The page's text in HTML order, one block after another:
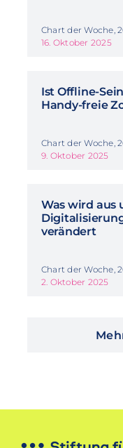
Chart der Woche,
16. Oktober 2025
Ist Offline-
Handy-freie
Chart der Woche,
9. Oktober 2025
Was wird aus
verändert
Chart der Woche,
2. Oktober 2025